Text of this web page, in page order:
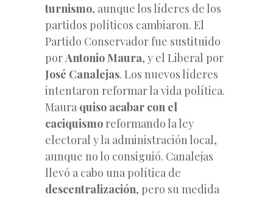
turnismo, aunque los líderes de los
partidos políticos cambiaron. El
Partido Conservador fue sustituido
porAntonio Maura, y el Liberal por
José Canalejas. Los nuevos líderes
intentaron reformar la vida política.
Maura quiso acabar con el
caciquismo reformando la ley
electoral y la administración local,
aunque no lo consiguió. Canalejas
llevó a cabo una política de
descentralización, pero su medida